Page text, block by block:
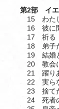
第2部 イエ
15 わた
16 彼に
17 祈る
18 弟子
19 結婚
20 教会
21 躍りあ
22 実らな
23 捨て
24 死者